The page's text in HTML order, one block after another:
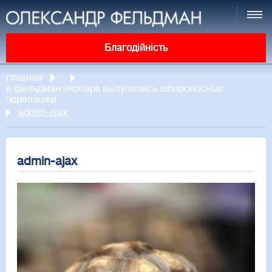
Благодійність
главная
в фельдман экопарк вылупились шпороносные
черепашки
admin-ajax
admin-ajax